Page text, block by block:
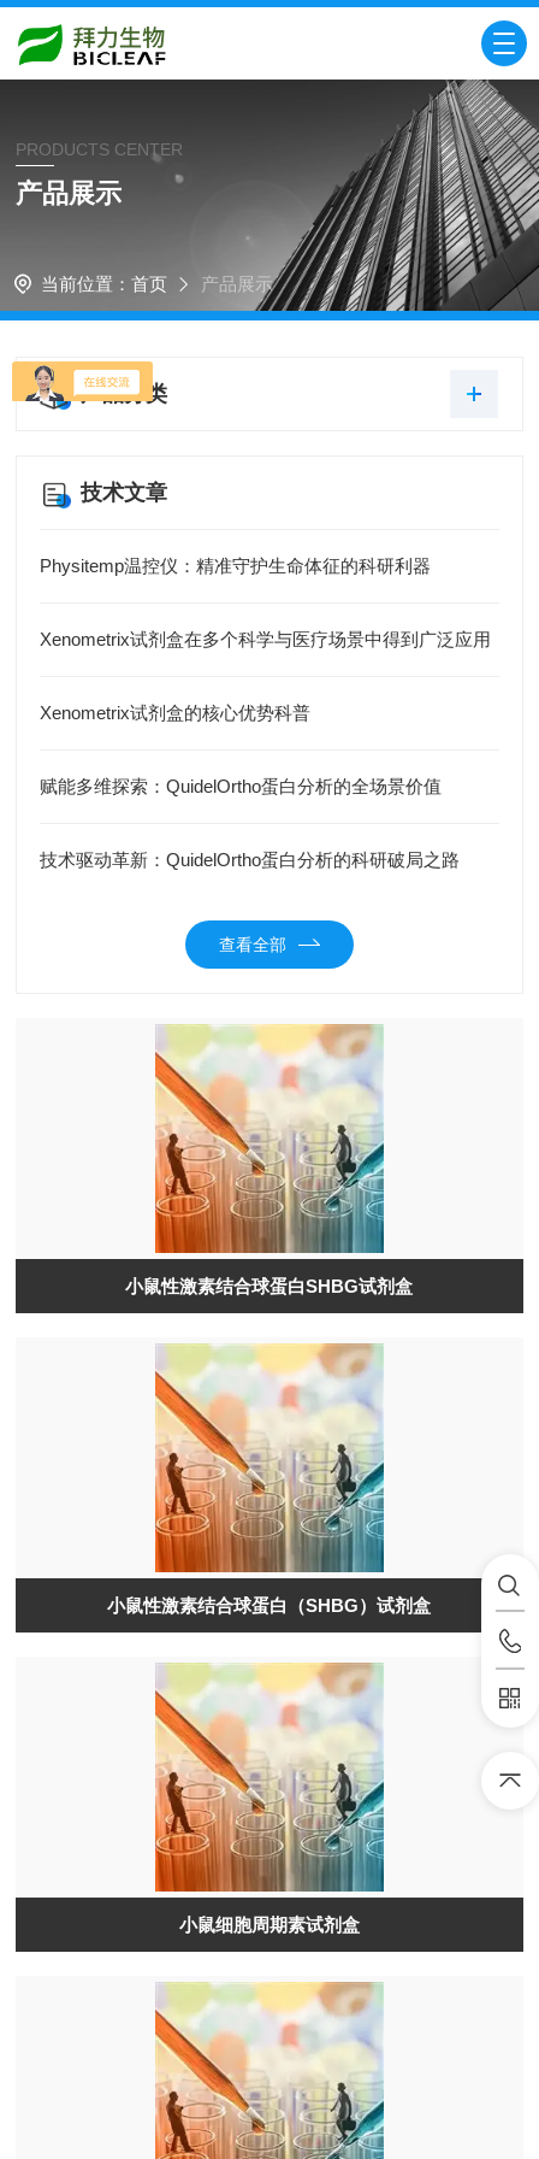
PRODUCTS CENTER
产品展示
当前位置： 首页 产品展示
产品分类
技术文章
Physitemp温控仪：精准守护生命体征的科研利器
Xenometrix试剂盒在多个科学与医疗场景中得到广泛应用
Xenometrix试剂盒的核心优势科普
赋能多维探索：QuidelOrtho蛋白分析的全场景价值
技术驱动革新：QuidelOrtho蛋白分析的科研破局之路
查看全部
小鼠性激素结合球蛋白SHBG试剂盒
小鼠性激素结合球蛋白（SHBG）试剂盒​
小鼠细胞周期素试剂盒​